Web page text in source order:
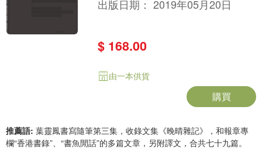
出版日期：2019年05月20日
$ 168.00
由一本供貨
購買
推薦語: 葉靈鳳書寫隨筆第三集，收錄文集《晚晴雜記》，和報章專
欄“香港書錄”、“書魚閒話”的多篇文章，另附譯文，合共七十九篇。